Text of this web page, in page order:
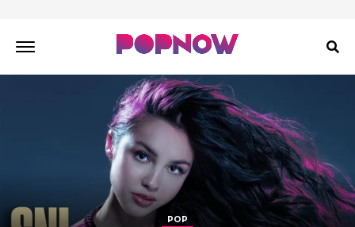
POP